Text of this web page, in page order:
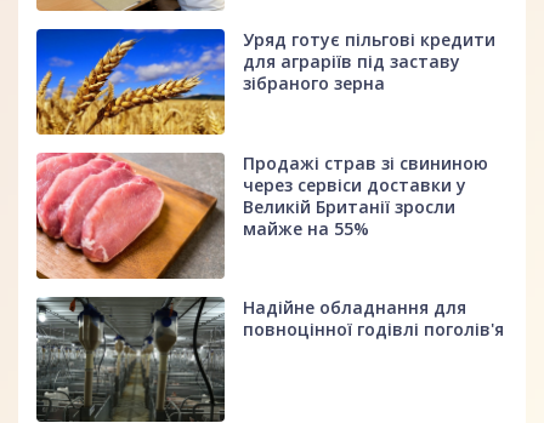
Уряд готує пільгові кредити
для аграріїв під заставу
зібраного зерна
Продажі страв зі свининою
через сервіси доставки у
Великій Британії зросли
майже на 55%
Надійне обладнання для
повноцінної годівлі поголів'я